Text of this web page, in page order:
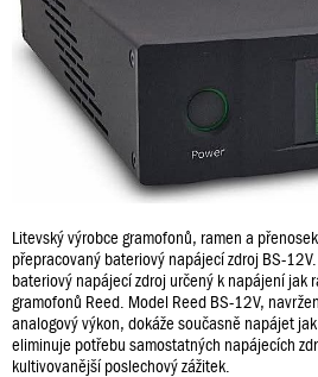
Litevský výrobce gramofonů, ramen a
přepracovaný bateriový napájecí zdroj BS-
bateriový napájecí zdroj určený k napájení jak
gramofonů Reed. Model Reed BS-12V,
analogový výkon, dokáže současně napájet
eliminuje potřebu samostatných napájecích
kultivovanější poslechový zážitek.